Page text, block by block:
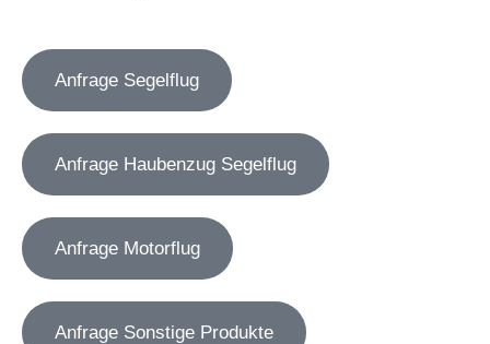
Anfrage Segelflug
Anfrage Haubenzug Segelflug
Anfrage Motorflug
Anfrage Sonstige Produkte